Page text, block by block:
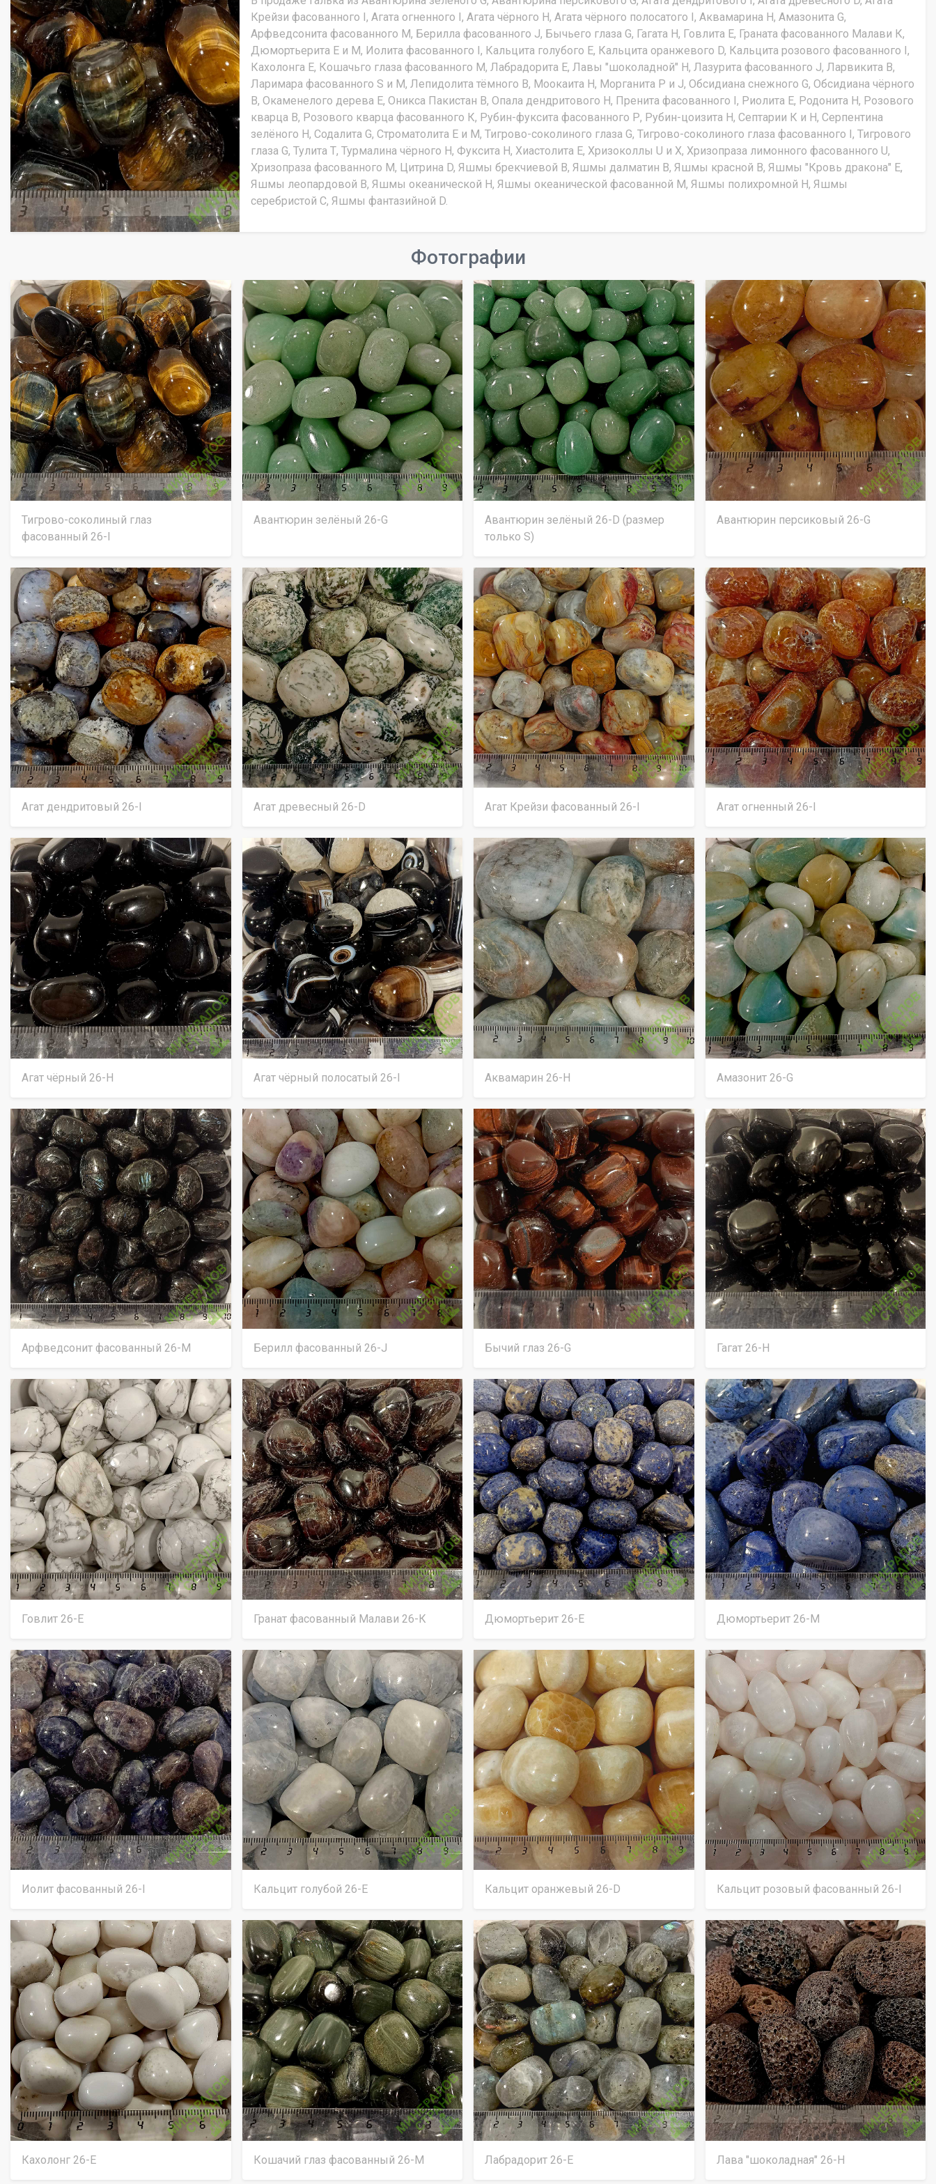
Крейзи фасованного I, Агата огненного I, Агата чёрного Н, Агата чёрного полосатого I, Аквамарина Н, Амазонита G,
Арфведсонита фасованного М, Берилла фасованного J, Бычьего глаза G, Гагата Н, Говлита Е, Граната фасованного Малави К,
Дюмортьерита Е и М, Иолита фасованного I, Кальцита голубого Е, Кальцита оранжевого D, Кальцита розового фасованного I,
Кахолонга Е, Кошачьго глаза фасованного М, Лабрадорита Е, Лавы "шоколадной" Н, Лазурита фасованного J, Ларвикита В,
Ларимара фасованного S и М, Лепидолита тёмного В, Моокаита Н, Морганита Р и J, Обсидиана снежного G, Обсидиана чёрного
В, Окаменелого дерева Е, Оникса Пакистан В, Опала дендритового Н, Пренита фасованного I, Риолита Е, Родонита Н, Розового
кварца В, Розового кварца фасованного К, Рубин-фуксита фасованного Р, Рубин-цоизита Н, Септарии К и Н, Серпентина
зелёного Н, Содалита G, Строматолита Е и М, Тигрово-соколиного глаза G, Тигрово-соколиного глаза фасованного I, Тигрового
глаза G, Тулита Т, Турмалина чёрного Н, Фуксита Н, Хиастолита Е, Хризоколлы U и Х, Хризопраза лимонного фасованного U,
Хризопраза фасованного М, Цитрина D, Яшмы брекчиевой В, Яшмы далматин В, Яшмы красной В, Яшмы "Кровь дракона" Е,
Яшмы леопардовой В, Яшмы океанической Н, Яшмы океанической фасованной М, Яшмы полихромной Н, Яшмы
серебристой С, Яшмы фантазийной D.
Фотографии
Тигрово-соколиный глаз
фасованный 26-I
Авантюрин зелёный 26-G
Авантюрин зелёный 26-D (размер
только S)
Авантюрин персиковый 26-G
Агат дендритовый 26-I Агат древесный 26-D Агат Крейзи фасованный 26-I Агат огненный 26-I
Агат чёрный 26-Н Агат чёрный полосатый 26-I Аквамарин 26-Н Амазонит 26-G
Арфведсонит фасованный 26-М Берилл фасованный 26-J Бычий глаз 26-G Гагат 26-Н
Говлит 26-Е Гранат фасованный Малави 26-К Дюмортьерит 26-Е Дюмортьерит 26-М
Иолит фасованный 26-I Кальцит голубой 26-Е Кальцит оранжевый 26-D Кальцит розовый фасованный 26-I
Кахолонг 26-Е Кошачий глаз фасованный 26-М Лабрадорит 26-Е Лава "шоколадная" 26-Н